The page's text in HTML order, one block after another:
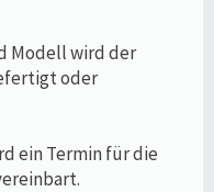
Modell wird der
oder
ein Termin für die